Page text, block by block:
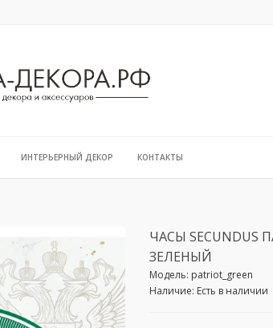
ИНТЕРЬЕРНЫЙ ДЕКОР КОНТАКТЫ
ЧАСЫ SECUNDUS
ЗЕЛЕНЫЙ
Модель: patriot_green
Наличие: Есть в наличии